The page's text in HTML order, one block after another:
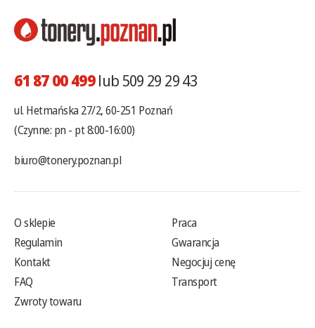
61 87 00 499lub 509 29 29 43
ul. Hetmańska 27/2, 60-251 Poznań
(Czynne: pn - pt 8:00-16:00)
biuro@tonery.poznan.pl
O sklepie
Regulamin
Kontakt
FAQ
Zwroty towaru
Praca
Gwarancja
Negocjuj cenę
Transport